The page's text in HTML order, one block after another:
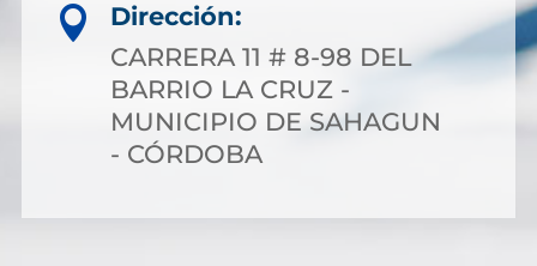

Dirección:
CARRERA 11 # 8-98 DEL
BARRIO LA CRUZ -
MUNICIPIO DE SAHAGUN
- CÓRDOBA